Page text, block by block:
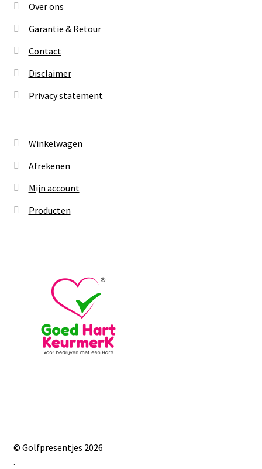
Over ons
Garantie & Retour
Contact
Disclaimer
Privacy statement
Winkelwagen
Afrekenen
Mijn account
Producten
© Golfpresentjes 2026
.